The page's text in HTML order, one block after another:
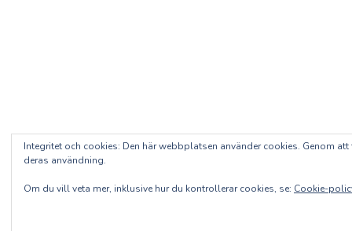
Integritet och cookies: Den här webbplatsen använder cookies. Genom
deras användning.
Om du vill veta mer, inklusive hur du kontrollerar cookies, se: Cookie-